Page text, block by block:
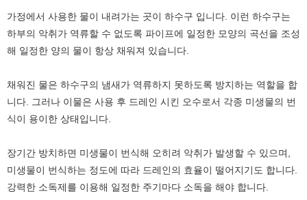
가정에서 사용한 물이 내려가는 곳이 하수구 입니다. 이런 하수구는
하부의 악취가 역류할 수 없도록 파이프에 일정한 모양의 곡선을 조성
해 일정한 양의 물이 항상 채워져 있습니다.
채워진 물은 하수구의 냄새가 역류하지 못하도록 방지하는 역할을 합
니다. 그러나 이물은 사용 후 드레인 시킨 오수로서 각종 미생물의 번
식이 용이한 상태입니다.
장기간 방치하면 미생물이 번식해 오히려 악취가 발생할 수 있으며,
미생물이 번식하는 정도에 따라 드레인의 효율이 떨어지기도 합니다.
강력한 소독제를 이용해 일정한 주기마다 소독을 해야 합니다.